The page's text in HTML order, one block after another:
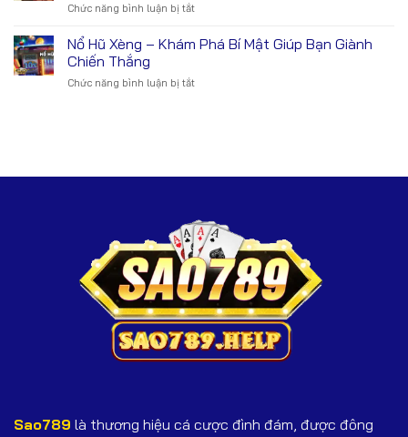
Vật
Cơ
Chức năng bình luận bị tắt
Hũ
Chinh
Nổ Hũ Xèng – Khám Phá Bí Mật Giúp Bạn Giành
Chiến Thắng
Chức năng bình luận bị tắt
Phá
Giúp
Bạn
Giành
Chiến
Thắng
Sao789 là thương hiệu cá cược đình đám, được đông